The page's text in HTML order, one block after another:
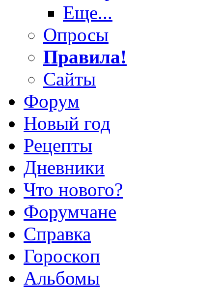
Еще...
Опросы
Правила!
Сайты
Форум
Новый год
Рецепты
Дневники
Что нового?
Форумчане
Справка
Гороскоп
Альбомы